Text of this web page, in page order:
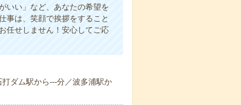
いい」など、あなたの希望を
事は、笑顔で挨拶をすること
任せしません！安心してご応
ダム駅から---分／波多浦駅か